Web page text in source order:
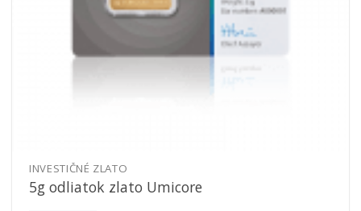
INVESTIČNÉ ZLATO
5g odliatok zlato Umicore